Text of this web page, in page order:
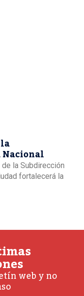
la Subdirección
fortalecerá la
web y no